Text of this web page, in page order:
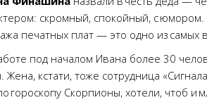
скромный, спокойный, с юмором.
печатных плат — это одно из самых
под началом Ивана более 30
Жена, кстати, тоже сотрудница
гороскопу Скорпионы, хотели, чтоб и